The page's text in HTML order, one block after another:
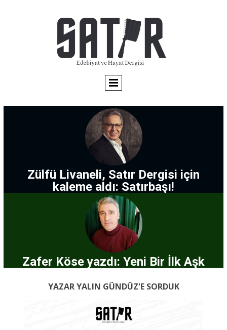
Zülfü Livaneli, Satır Dergisi için
kaleme aldı: Satırbaşı!
Zafer Köse yazdı: Yeni Bir İlk Aşk
YAZAR YALIN GÜNDÜZ'E SORDUK